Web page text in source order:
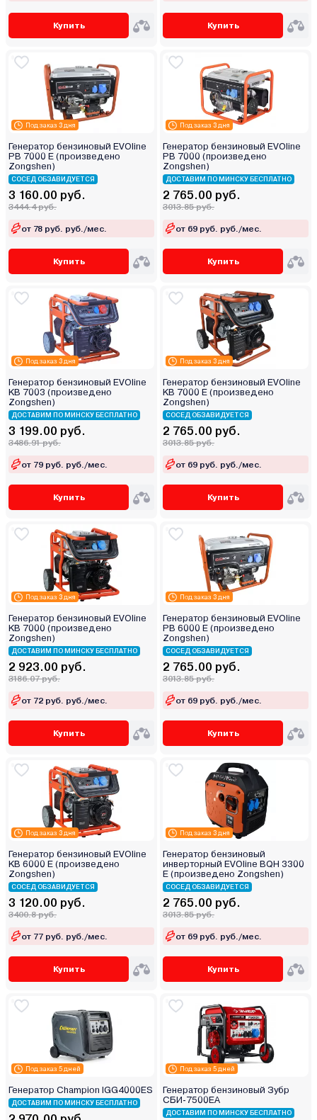
Купить Купить
Под заказ 3 дня
Генератор бензиновый EVOline
PB 7000 E (произведено
Zongshen)
СОСЕД ОБЗАВИДУЕТСЯ
3 160.00 руб.
3444.4 руб.
от 78 руб. руб./мес.
Купить
Под заказ 3 дня
Генератор бензиновый EVOline
PB 7000 (произведено
Zongshen)
ДОСТАВИМ ПО МИНСКУ БЕСПЛАТНО
2 765.00 руб.
3013.85 руб.
от 69 руб. руб./мес.
Купить
Под заказ 3 дня
Генератор бензиновый EVOline
KB 7003 (произведено
Zongshen)
ДОСТАВИМ ПО МИНСКУ БЕСПЛАТНО
3 199.00 руб.
3486.91 руб.
от 79 руб. руб./мес.
Купить
Под заказ 3 дня
Генератор бензиновый EVOline
KB 7000 E (произведено
Zongshen)
СОСЕД ОБЗАВИДУЕТСЯ
2 765.00 руб.
3013.85 руб.
от 69 руб. руб./мес.
Купить
Под заказ 3 дня
Генератор бензиновый EVOline
KB 7000 (произведено
Zongshen)
ДОСТАВИМ ПО МИНСКУ БЕСПЛАТНО
2 923.00 руб.
3186.07 руб.
от 72 руб. руб./мес.
Купить
Под заказ 3 дня
Генератор бензиновый EVOline
PB 6000 E (произведено
Zongshen)
СОСЕД ОБЗАВИДУЕТСЯ
2 765.00 руб.
3013.85 руб.
от 69 руб. руб./мес.
Купить
Под заказ 3 дня
Генератор бензиновый EVOline
KB 6000 E (произведено
Zongshen)
СОСЕД ОБЗАВИДУЕТСЯ
3 120.00 руб.
3400.8 руб.
от 77 руб. руб./мес.
Купить
Под заказ 3 дня
Генератор бензиновый
инверторный EVOline BQH 3300
E (произведено Zongshen)
СОСЕД ОБЗАВИДУЕТСЯ
2 765.00 руб.
3013.85 руб.
от 69 руб. руб./мес.
Купить
Под заказ 5 дней
Генератор Champion IGG4000ES
ДОСТАВИМ ПО МИНСКУ БЕСПЛАТНО
Под заказ 5 дней
Генератор бензиновый Зубр
СБИ-7500ЕА
ДОСТАВИМ ПО МИНСКУ БЕСПЛАТНО